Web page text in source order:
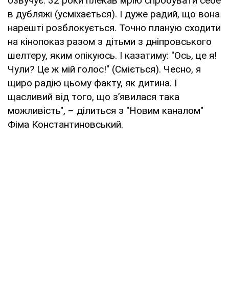
в дубляжі (усміхається). І дуже радий, що вона
нарешті розблокується. Точно планую сходити
на кінопоказ разом з дітьми з дніпровського
шелтеру, яким опікуюсь. І казатиму: "Ось, це я!
Чули? Це ж мій голос!" (Сміється). Чесно, я
щиро радію цьому факту, як дитина. І
щасливий від того, що зʼявилася така
можливість", – ділиться з "Новим каналом"
Фіма Константиновський.